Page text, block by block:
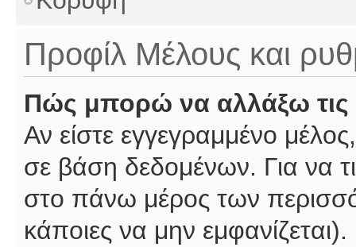
Προφίλ Μέλους και
Πώς μπορώ να αλλάξω τις
Αν είστε εγγεγραμμένο
σε βάση δεδομένων. Για να
στο πάνω μέρος των
κάποιες να μην